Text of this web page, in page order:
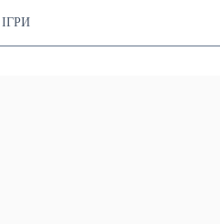
ІГРИ